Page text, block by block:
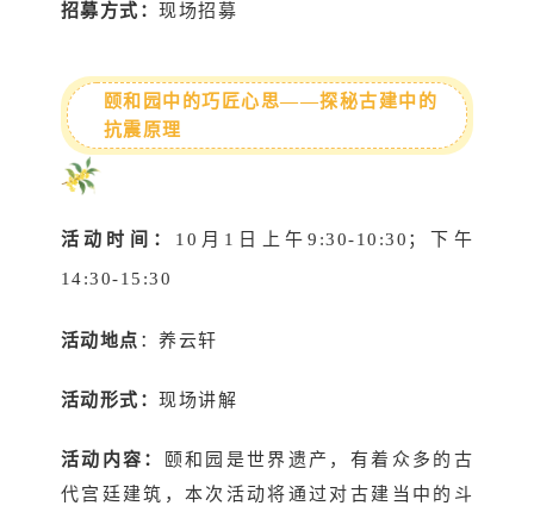
招募方式：现场招募
颐和园中的巧匠心思——探秘古建中的
抗震原理
活动时间： 10月1日上午9:30-10:30；下午
14:30-15:30
活动地点 ：养云轩
活动形式：现场讲解
活动内容：
颐和园是世界遗产，有着众多的古
代宫廷建筑，本次活动将通过对古建当中的斗